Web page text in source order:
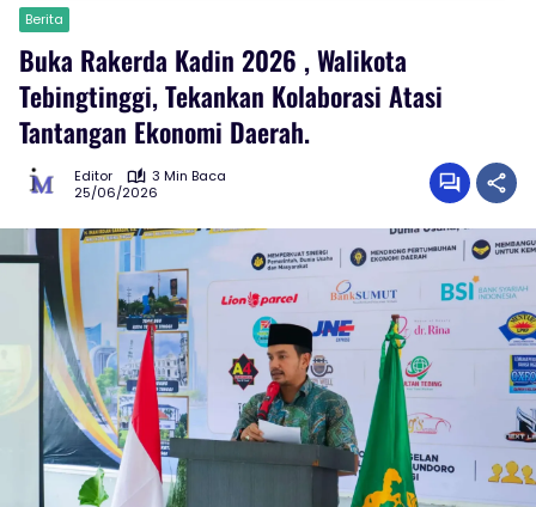
Berita
Buka Rakerda Kadin 2026 , Walikota
Tebingtinggi, Tekankan Kolaborasi Atasi
Tantangan Ekonomi Daerah.
Editor
3 Min Baca
25/06/2026